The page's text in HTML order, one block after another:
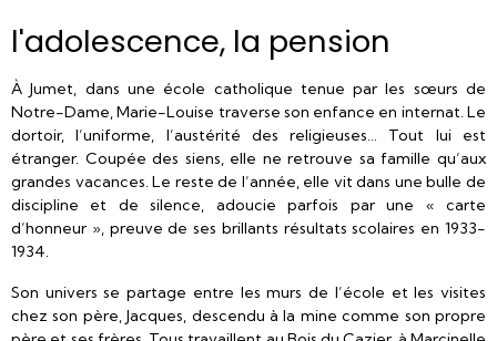
l'adolescence, la pension
À Jumet, dans une école catholique tenue par les sœurs de
Notre-Dame, Marie-Louise traverse son enfance en internat. Le
dortoir, l’uniforme, l’austérité des religieuses… Tout lui est
étranger. Coupée des siens, elle ne retrouve sa famille qu’aux
grandes vacances. Le reste de l’année, elle vit dans une bulle de
discipline et de silence, adoucie parfois par une « carte
d’honneur », preuve de ses brillants résultats scolaires en 1933-
1934.
Son univers se partage entre les murs de l’école et les visites
chez son père, Jacques, descendu à la mine comme son propre